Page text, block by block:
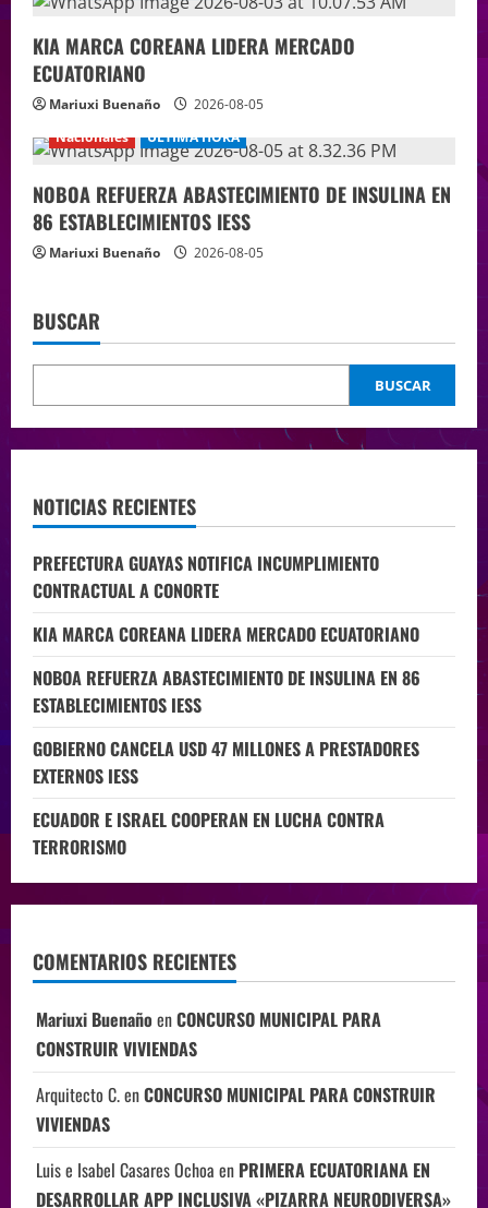
KIA MARCA COREANA LIDERA MERCADO
ECUATORIANO
Mariuxi Buenaño
2026-08-05
Nacionales
ÚLTIMA HORA
NOBOA REFUERZA ABASTECIMIENTO DE INSULINA EN
86 ESTABLECIMIENTOS IESS
Mariuxi Buenaño 2026-08-05
BUSCAR
BUSCAR
NOTICIAS RECIENTES
PREFECTURA GUAYAS NOTIFICA INCUMPLIMIENTO
CONTRACTUAL A CONORTE
KIA MARCA COREANA LIDERA MERCADO ECUATORIANO
NOBOA REFUERZA ABASTECIMIENTO DE INSULINA EN 86
ESTABLECIMIENTOS IESS
GOBIERNO CANCELA USD 47 MILLONES A PRESTADORES
EXTERNOS IESS
ECUADOR E ISRAEL COOPERAN EN LUCHA CONTRA
TERRORISMO
COMENTARIOS RECIENTES
Mariuxi Buenaño enCONCURSO MUNICIPAL PARA
CONSTRUIR VIVIENDAS
Arquitecto C.enCONCURSO MUNICIPAL PARA CONSTRUIR
VIVIENDAS
Luis e Isabel Casares Ochoa en PRIMERA ECUATORIANA EN
DESARROLLAR APP INCLUSIVA «PIZARRA NEURODIVERSA»